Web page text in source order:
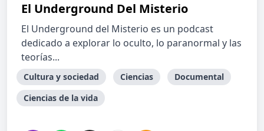
El Underground Del Misterio
El Underground del Misterio es un podcast
dedicado a explorar lo oculto, lo paranormal y las
teorías...
Cultura y sociedad Ciencias
Documental
Ciencias de la vida